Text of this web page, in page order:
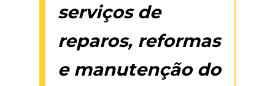
serviços de
reparos, reformas
e manutenção do